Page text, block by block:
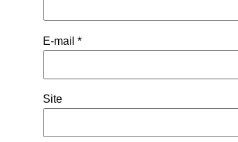
E-mail *
Site